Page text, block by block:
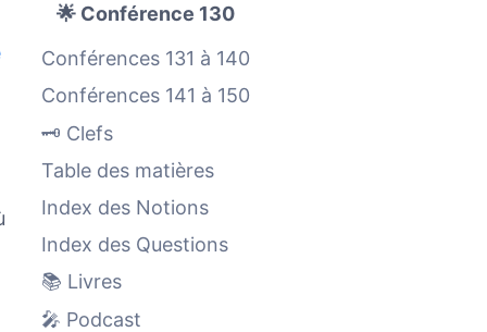
🌟 Conférence 130
Conférences 131 à 140
Conférences 141 à 150
🗝️ Clefs
Table des matières
Index des Notions
Index des Questions
📚 Livres
🎤 Podcast